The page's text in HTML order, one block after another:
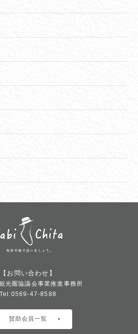
【お問い合わせ】
光圏協議会事業推進事務所
Tel:0569-47-8588
賛助会員一覧